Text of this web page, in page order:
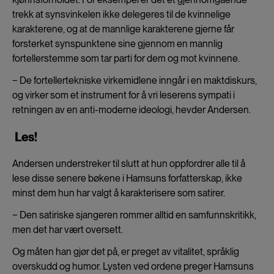
trekk at synsvinkelen ikke delegeres til de kvinnelige
karakterene, og at de mannlige karakterene gjerne får
forsterket synspunktene sine gjennom en mannlig
fortellerstemme som tar parti for dem og mot kvinnene.
− De fortellertekniske virkemidlene inngår i en maktdiskurs,
og virker som et instrument for å vri leserens sympati i
retningen av en anti-moderne ideologi, hevder Andersen.
Les!
Andersen understreker til slutt at hun oppfordrer alle til å
lese disse senere bøkene i Hamsuns forfatterskap, ikke
minst dem hun har valgt å karakterisere som satirer.
− Den satiriske sjangeren rommer alltid en samfunnskritikk,
men det har vært oversett.
Og måten han gjør det på, er preget av vitalitet, språklig
overskudd og humor. Lysten ved ordene preger Hamsuns